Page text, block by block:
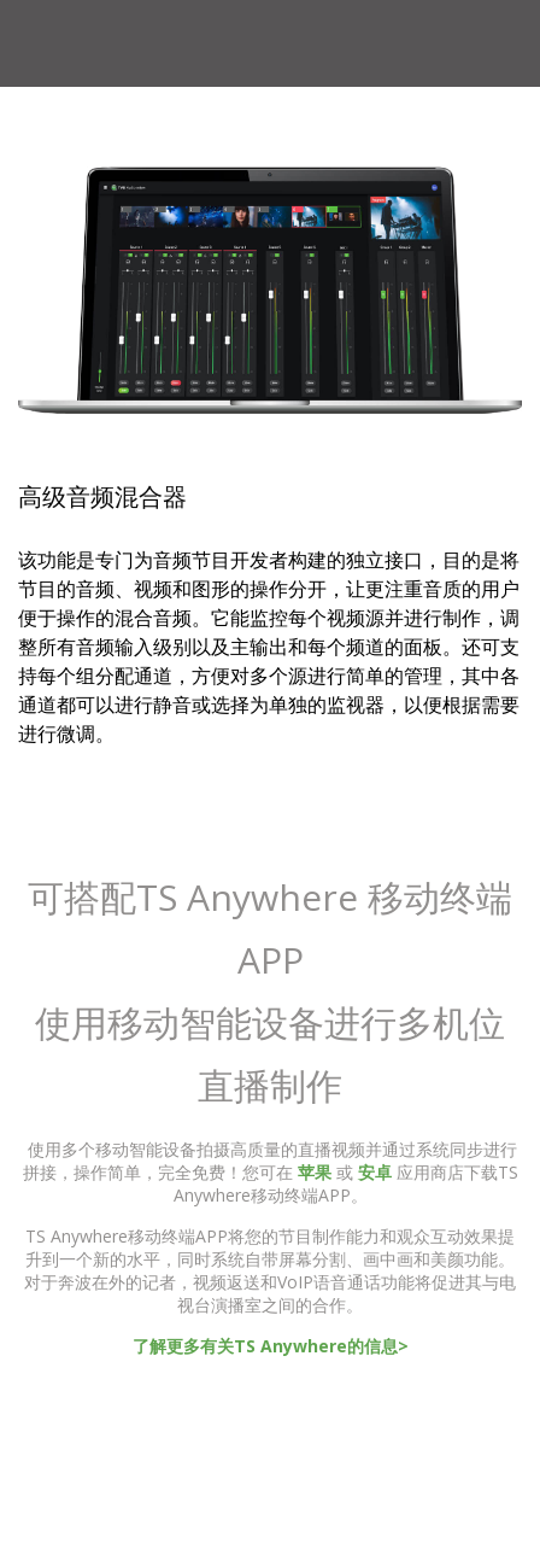
高级音频混合器
该功能是专门为音频节目开发者构建的独立接口，目的是将
节目的音频、视频和图形的操作分开，让更注重音质的用户
便于操作的混合音频。它能监控每个视频源并进行制作，调
整所有音频输入级别以及主输出和每个频道的面板。还可支
持每个组分配通道，方便对多个源进行简单的管理，其中各
通道都可以进行静音或选择为单独的监视器，以便根据需要
进行微调。
可搭配TS Anywhere 移动终端
APP
使用移动智能设备进行多机位
直播制作
使用多个移动智能设备拍摄高质量的直播视频并通过系统同步进行
拼接，操作简单，完全免费！您可在 苹果或 安卓应用商店下载TS
Anywhere移动终端APP。
TS Anywhere移动终端APP将您的节目制作能力和观众互动效果提
升到一个新的水平，同时系统自带屏幕分割、画中画和美颜功能。
对于奔波在外的记者，视频返送和VoIP语音通话功能将促进其与电
视台演播室之间的合作。
了解更多有关TS Anywhere的信息>